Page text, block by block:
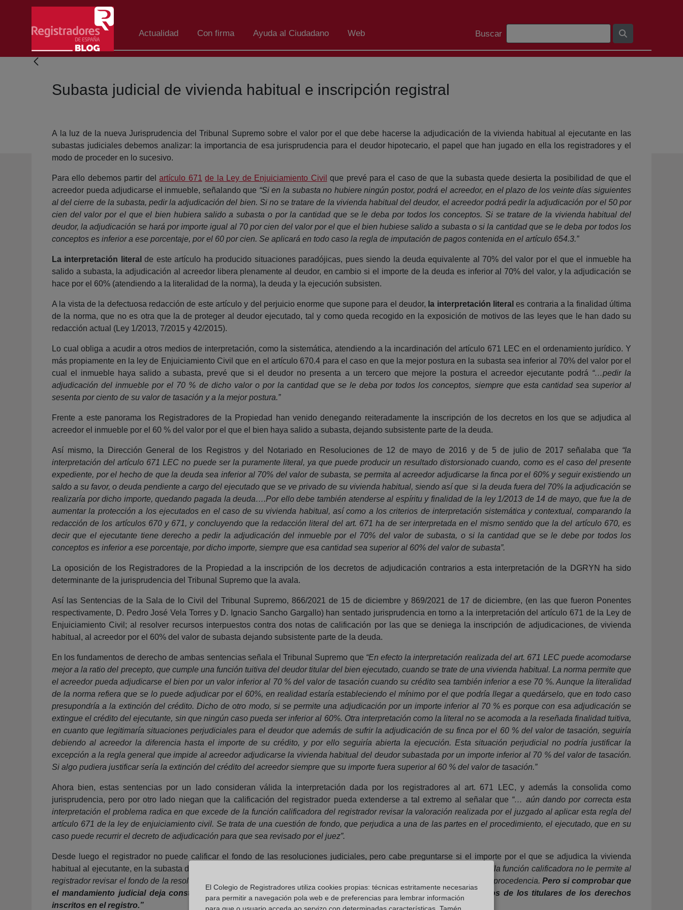
Skip to Main Content
Actualidad Con firma Ayuda al Ciudadano Web
Barra de busca
Buscar
Subasta judicial de vivienda habitual e inscripción registral
A la luz de la nueva Jurisprudencia del Tribunal Supremo sobre el valor por el que debe hacerse la adjudicación de la vivienda habitual al ejecutante en las
subastas judiciales debemos analizar: la importancia de esa jurisprudencia para el deudor hipotecario, el papel que han jugado en ella los registradores y el
modo de proceder en lo sucesivo.
Para ello debemos partir delartículo 671 de la Ley de Enjuiciamiento Civil que prevé para el caso de que la subasta quede desierta la posibilidad de que el
acreedor pueda adjudicarse el inmueble, señalando que “Si en la subasta no hubiere ningún postor, podrá el acreedor, en el plazo de los veinte días siguientes
al del cierre de la subasta, pedir la adjudicación del bien. Si no se tratare de la vivienda habitual del deudor, el acreedor podrá pedir la adjudicación por el 50 por
cien del valor por el que el bien hubiera salido a subasta o por la cantidad que se le deba por todos los conceptos. Si se tratare de la vivienda habitual del
deudor, la adjudicación se hará por importe igual al 70 por cien del valor por el que el bien hubiese salido a subasta o si la cantidad que se le deba por todos los
conceptos es inferior a ese porcentaje, por el 60 por cien. Se aplicará en todo caso la regla de imputación de pagos contenida en el artículo 654.3.”
La interpretación literalde este artículo ha producido situaciones paradójicas, pues siendo la deuda equivalente al 70% del valor por el que el inmueble ha
salido a subasta, la adjudicación al acreedor libera plenamente al deudor, en cambio si el importe de la deuda es inferior al 70% del valor, y la adjudicación se
hace por el 60% (atendiendo a la literalidad de la norma), la deuda y la ejecución subsisten.
A la vista de la defectuosa redacción de este artículo y del perjuicio enorme que supone para el deudor, la interpretación literales contraria a la finalidad última
de la norma, que no es otra que la de proteger al deudor ejecutado, tal y como queda recogido en la exposición de motivos de las leyes que le han dado su
redacción actual (Ley 1/2013, 7/2015 y 42/2015).
Lo cual obliga a acudir a otros medios de interpretación, como la sistemática, atendiendo a la incardinación del artículo 671 LEC en el ordenamiento jurídico. Y
más propiamente en la ley de Enjuiciamiento Civil que en el artículo 670.4 para el caso en que la mejor postura en la subasta sea inferior al 70% del valor por el
cual el inmueble haya salido a subasta, prevé que si el deudor no presenta a un tercero que mejore la postura el acreedor ejecutante podrá “…pedir la
adjudicación del inmueble por el 70 % de dicho valor o por la cantidad que se le deba por todos los conceptos, siempre que esta cantidad sea superior al
sesenta por ciento de su valor de tasación y a la mejor postura.”
Frente a este panorama los Registradores de la Propiedad han venido denegando reiteradamente la inscripción de los decretos en los que se adjudica al
acreedor el inmueble por el 60 % del valor por el que el bien haya salido a subasta, dejando subsistente parte de la deuda.
Así mismo, la Dirección General de los Registros y del Notariado en Resoluciones de 12 de mayo de 2016 y de 5 de julio de 2017 señalaba que “la
interpretación del artículo 671 LEC no puede ser la puramente literal, ya que puede producir un resultado distorsionado cuando, como es el caso del presente
expediente, por el hecho de que la deuda sea inferior al 70% del valor de subasta, se permita al acreedor adjudicarse la finca por el 60% y seguir existiendo un
saldo a su favor, o deuda pendiente a cargo del ejecutado que se ve privado de su vivienda habitual, siendo así que si la deuda fuera del 70% la adjudicación se
realizaría por dicho importe, quedando pagada la deuda….Por ello debe también atenderse al espíritu y finalidad de la ley 1/2013 de 14 de mayo, que fue la de
aumentar la protección a los ejecutados en el caso de su vivienda habitual, así como a los criterios de interpretación sistemática y contextual, comparando la
redacción de los artículos 670 y 671, y concluyendo que la redacción literal del art. 671 ha de ser interpretada en el mismo sentido que la del artículo 670, es
decir que el ejecutante tiene derecho a pedir la adjudicación del inmueble por el 70% del valor de subasta, o si la cantidad que se le debe por todos los
conceptos es inferior a ese porcentaje, por dicho importe, siempre que esa cantidad sea superior al 60% del valor de subasta”.
La oposición de los Registradores de la Propiedad a la inscripción de los decretos de adjudicación contrarios a esta interpretación de la DGRYN ha sido
determinante de la jurisprudencia del Tribunal Supremo que la avala.
Así las Sentencias de la Sala de lo Civil del Tribunal Supremo, 866/2021 de 15 de diciembre y 869/2021 de 17 de diciembre, (en las que fueron Ponentes
respectivamente, D. Pedro José Vela Torres y D. Ignacio Sancho Gargallo) han sentado jurisprudencia en torno a la interpretación del artículo 671 de la Ley de
Enjuiciamiento Civil; al resolver recursos interpuestos contra dos notas de calificación por las que se deniega la inscripción de adjudicaciones, de vivienda
habitual, al acreedor por el 60% del valor de subasta dejando subsistente parte de la deuda.
En los fundamentos de derecho de ambas sentencias señala el Tribunal Supremo que “En efecto la interpretación realizada del art. 671 LEC puede acomodarse
mejor a la ratio del precepto, que cumple una función tuitiva del deudor titular del bien ejecutado, cuando se trate de una vivienda habitual. La norma permite que
el acreedor pueda adjudicarse el bien por un valor inferior al 70 % del valor de tasación cuando su crédito sea también inferior a ese 70 %. Aunque la literalidad
de la norma refiera que se lo puede adjudicar por el 60%, en realidad estaría estableciendo el mínimo por el que podría llegar a quedárselo, que en todo caso
presupondría a la extinción del crédito. Dicho de otro modo, si se permite una adjudicación por un importe inferior al 70 % es porque con esa adjudicación se
extingue el crédito del ejecutante, sin que ningún caso pueda ser inferior al 60%. Otra interpretación como la literal no se acomoda a la reseñada finalidad tuitiva,
en cuanto que legitimaría situaciones perjudiciales para el deudor que además de sufrir la adjudicación de su finca por el 60 % del valor de tasación, seguiría
debiendo al acreedor la diferencia hasta el importe de su crédito, y por ello seguiría abierta la ejecución. Esta situación perjudicial no podría justificar la
excepción a la regla general que impide al acreedor adjudicarse la vivienda habitual del deudor subastada por un importe inferior al 70 % del valor de tasación.
Si algo pudiera justificar sería la extinción del crédito del acreedor siempre que su importe fuera superior al 60 % del valor de tasación.”
Ahora bien, estas sentencias por un lado consideran válida la interpretación dada por los registradores al art. 671 LEC, y además la consolida como
jurisprudencia, pero por otro lado niegan que la calificación del registrador pueda extenderse a tal extremo al señalar que “… aún dando por correcta esta
interpretación el problema radica en que excede de la función calificadora del registrador revisar la valoración realizada por el juzgado al aplicar esta regla del
artículo 671 de la ley de enjuiciamiento civil. Se trata de una cuestión de fondo, que perjudica a una de las partes en el procedimiento, el ejecutado, que en su
caso puede recurrir el decreto de adjudicación para que sea revisado por el juez”.
Desde luego el registrador no puede calificar el fondo de las resoluciones judiciales, pero cabe preguntarse si el importe por el que se adjudica la vivienda
habitual al ejecutante, en la subasta desierta, es una cuestión de fondo o es un requisito legal. La propia sala señala que
“la función calificadora no le permite al
registrador revisar el fondo de la resolución judicial en la que se basa el mandamiento, es decir no puede juzgar sobre su procedencia. Pero si comprobar que
el mandamiento judicial deja constancia del cumplimiento de los requisitos legales que preservan los derechos de los titulares de los derechos
inscritos en el registro.”
El Colegio de Registradores utiliza cookies propias: técnicas estritamente necesarias
para permitir a navegación pola web e de preferencias para lembrar información
para que o usuario acceda ao servizo con determinadas características. Tamén